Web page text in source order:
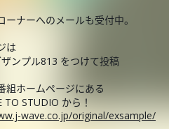
ーナーへのメールも受付中。
は
ンプル813 をつけて投稿
組ホームページにある
TO STUDIO から！
wave.co.jp/original/exsample/